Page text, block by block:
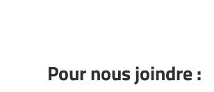
Pour nous joindre :